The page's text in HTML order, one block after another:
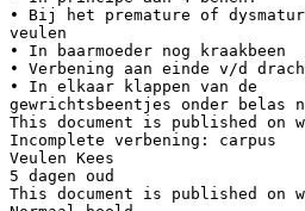
• Bij het premature of
veulen
• In baarmoeder nog kraakbeen
• Verbening aan einde v/d
• In elkaar klappen van de
gewrichtsbeentjes onder belas
This document is published on
Incomplete verbening: carpus
Veulen Kees
5 dagen oud
This document is published on